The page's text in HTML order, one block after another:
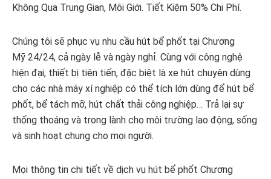
Không Qua Trung Gian, Môi Giới. Tiết Kiệm 50% Chi Phí.
Chúng tôi sẽ phục vụ nhu cầu hút bể phốt tại Chương
Mỹ 24/24, cả ngày lễ và ngày nghỉ. Cùng với công nghệ
hiện đại, thiết bị tiên tiến, đặc biệt là xe hút chuyên dùng
cho các nhà máy xí nghiệp có thể tích lớn dùng để hút bể
phốt, bể tách mỡ, hút chất thải công nghiệp… Trả lại sự
thống thoáng và trong lành cho môi trường lao động, sống
và sinh hoạt chung cho mọi người.
Mọi thông tin chi tiết về dịch vụ hút bể phốt Chương